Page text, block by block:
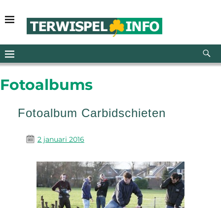
Fotoalbums
Fotoalbum Carbidschieten
2 januari 2016